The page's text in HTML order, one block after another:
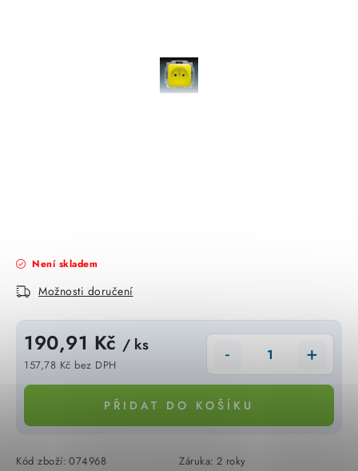
CHYTRÁ DOMÁCNOST
SVÍTIDLA domovní
Není skladem
Možnosti doručení
190,91 Kč / ks
157,78 Kč bez DPH
Měrná cena:
PŘIDAT DO KOŠÍKU
Kód zboží: 074968 Záruka: 2 roky